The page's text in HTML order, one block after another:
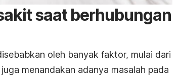
saat berhubungan
oleh banyak faktor, mulai dari
menandakan adanya masalah pada